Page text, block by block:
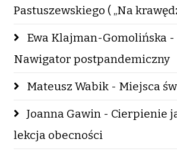
Pastuszewskiego ( „Na
Ewa Klajman-Gomolińska -
Nawigator postpandemiczny
Mateusz Wabik - Miejsca
Joanna Gawin - Cierpienie
lekcja obecności